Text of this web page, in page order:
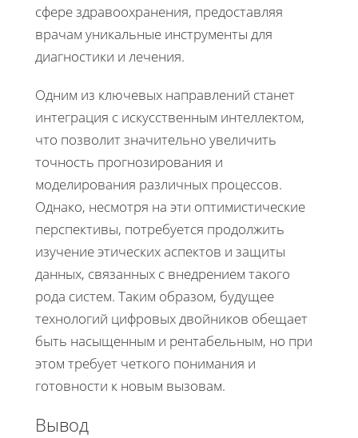
сфере здравоохранения, предоставляя
врачам уникальные инструменты для
диагностики и лечения.
Одним из ключевых направлений станет
интеграция с искусственным интеллектом,
что позволит значительно увеличить
точность прогнозирования и
моделирования различных процессов.
Однако, несмотря на эти оптимистические
перспективы, потребуется продолжить
изучение этических аспектов и защиты
данных, связанных с внедрением такого
рода систем. Таким образом, будущее
технологий цифровых двойников обещает
быть насыщенным и рентабельным, но при
этом требует четкого понимания и
готовности к новым вызовам.
Вывод